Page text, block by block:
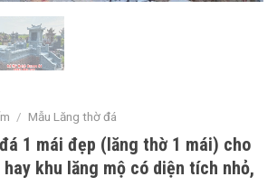
/ Mẫu Lăng thờ đá
1 mái đẹp (lăng thờ 1 mái) cho
khu lăng mộ có diện tích nhỏ,